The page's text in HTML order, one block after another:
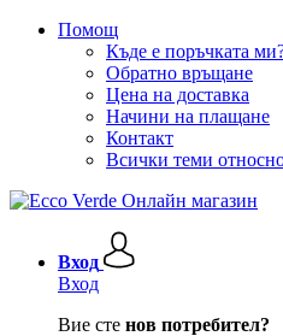
Помощ
Къде е поръчката
Обратно връщане
Цена на доставка
Начини на плащане
Контакт
Всички теми
Вход
Вход
Вие сте нов потребител?